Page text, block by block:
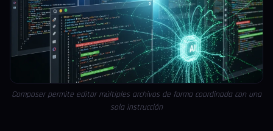
Composer permite editar múltiples archivos de forma coordinada con una
sola instrucción